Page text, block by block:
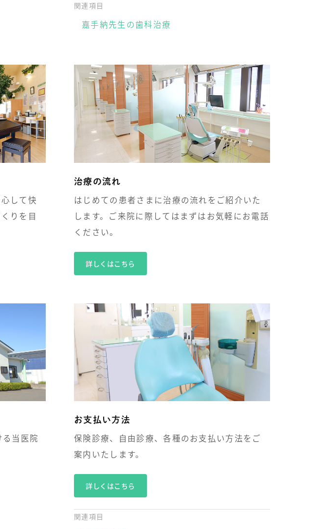
関連項目
嘉手納先生の歯科治療
して快
りを目
治療の流れ
はじめての患者さまに治療の流れをご紹介いた
します。ご来院に際してはまずはお気軽にお電話
ください。
詳しくはこちら
当医院
お支払い方法
保険診療、自由診療、各種のお支払い方法をご
案内いたします。
詳しくはこちら
関連項目